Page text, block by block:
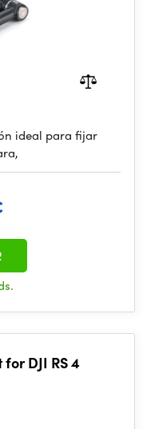
ideal para fijar
DJI RS 4